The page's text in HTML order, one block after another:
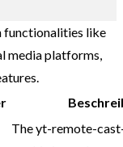
functionalities like
media platforms,
The yt-remote-